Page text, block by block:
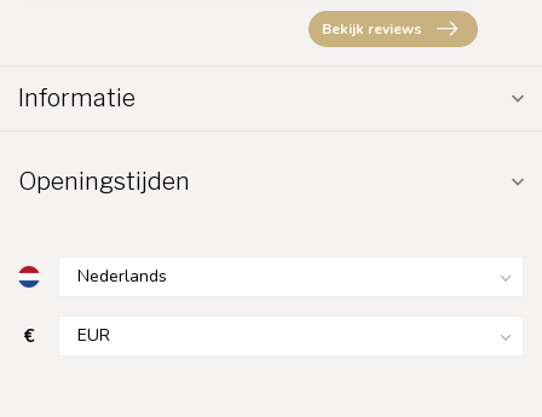
Bekijk reviews
Informatie
Openingstijden
€